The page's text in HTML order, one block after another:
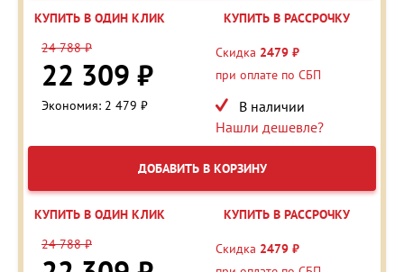
КУПИТЬ В ОДИН КЛИК
КУПИТЬ В РАССРОЧКУ
24 788 ₽
22 309 ₽
Экономия: 2 479 ₽
Скидка 2479 ₽
при оплате по СБП
В наличии
Нашли дешевле?
ДОБАВИТЬ В КОРЗИНУ
КУПИТЬ В ОДИН КЛИК
КУПИТЬ В РАССРОЧКУ
24 788 ₽
Скидка 2479 ₽